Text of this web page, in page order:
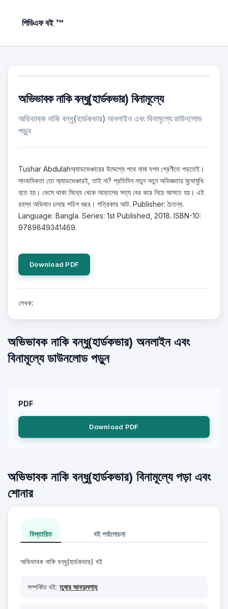
পিডিএফ বই ™
অভিভাবক নাকি বন্ধু(হার্ডকভার) বিনামূল্যে
অভিভাবক নাকি বন্ধু(হার্ডকভার) অনলাইন এবং বিনামূল্যে ডাউনলোড
পড়ুন
Tushar Abdulahঅ্যাডভেঞ্চারের উদ্দেশ্যে পথে নামা দশম শ্রেণীতে পড়তেই।
সাংবাদিকতা তো অ্যাডভেঞ্চারই, তাই না? প্রতিদিন নতুন নতুন অভিজ্ঞতার মুখোমুখি
হতে হয়। ভেসে থাকা মিথ্যে থেকে আড়ালের সত্য বের করে নিয়ে আসতে হয়। এই
রহস্য অভিযান চলছে পচিশ বছর। পত্রিকায় আট. Publisher: চৈতন্য.
Language: Bangla. Series: 1st Published, 2018. ISBN-10:
9789849341469.
Download PDF
লেখক:
অভিভাবক নাকি বন্ধু(হার্ডকভার) অনলাইন এবং
বিনামূল্যে ডাউনলোড পড়ুন
PDF
Download PDF
অভিভাবক নাকি বন্ধু(হার্ডকভার) বিনামূল্যে পড়া এবং
শোনার
বিস্তারিত বই পর্যালোচনা
অভিভাবক নাকি বন্ধু(হার্ডকভার) বই
সম্পর্কিত বই: তুষার আবদুল্লাহ্